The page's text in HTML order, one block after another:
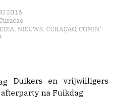
2016
, NIEUWS, CURAÇAO, COMIN'
Duikers en vrijwilligers
na Fuikdag